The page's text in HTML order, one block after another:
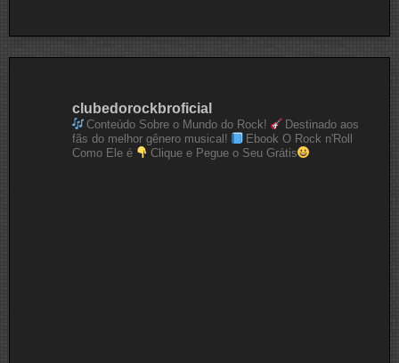
clubedorockbroficial
Conteúdo Sobre o Mundo do Rock!
Destinado aos
fãs do melhor gênero musical!
Ebook O Rock n'Roll
Como Ele é
Clique e Pegue o Seu Grátis